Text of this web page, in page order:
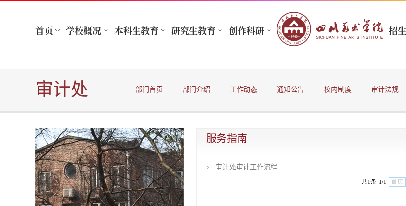
审计处 部门首页 部门介绍 工作动态 通知公告 校内制度 审计法规
服务指南
审计处审计工作流程
共1条 1/1 首页